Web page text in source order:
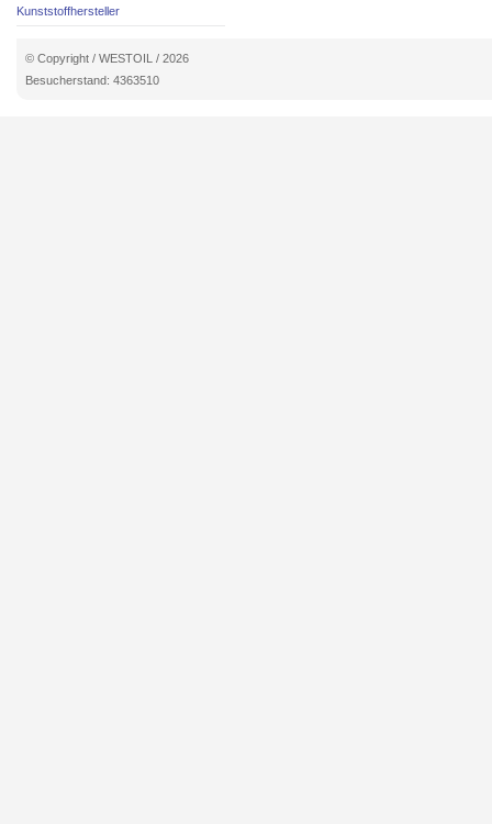
Kunststoffhersteller
© Copyright / WESTOIL / 2026
Besucherstand: 4363510